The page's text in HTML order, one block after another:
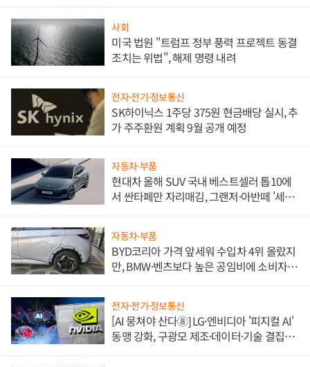
사회
미국 법원 "트럼프 정부 풍력 프로젝트 동결
조치는 위법", 해제 명령 내려
전자·전기·정보통신
SK하이닉스 1주당 375원 현금배당 실시, 추
가 주주환원 계획 9월 공개 예정
자동차·부품
현대차 올해 SUV 국내 베스트셀러 톱10에
서 싼타페만 자리매김, 그랜저·아반떼 '세단
자동차·부품
BYD코리아 가격 앞세워 수입차 4위 올랐지
만, BMW·벤츠보다 높은 공임비에 소비자
전자·전기·정보통신
[AI 뭉쳐야 산다⑧] LG·엔비디아 '피지컬 AI'
동맹 강화, 구광모 제조·데이터·기술 결집